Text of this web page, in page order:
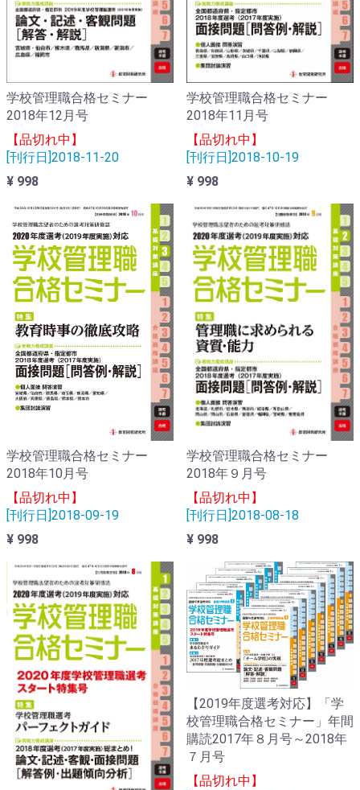
学校管理職合格セミナー
2018年12月号
【品切れ中】
[刊行日]2018-11-20
¥ 998
学校管理職合格セミナー
2018年11月号
【品切れ中】
[刊行日]2018-10-19
¥ 998
学校管理職合格セミナー
2018年10月号
【品切れ中】
[刊行日]2018-09-19
¥ 998
学校管理職合格セミナー
2018年９月号
【品切れ中】
[刊行日]2018-08-18
¥ 998
【2019年度選考対応】「学
校管理職合格セミナー」年間
購読2017年８月号～2018年
７月号
【品切れ中】